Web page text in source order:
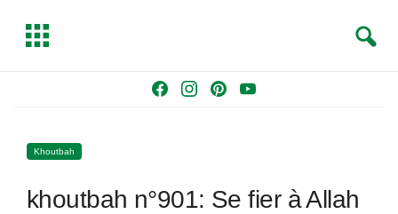
o
g
r
Y
b
T
g
e
a
Khoutbah
khoutbah n°901: Se fier à Allah